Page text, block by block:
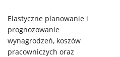
Elastyczne planowanie i
prognozowanie
wynagrodzeń, koszów
pracowniczych oraz